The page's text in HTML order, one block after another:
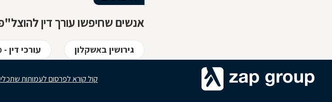
אנשים שחיפשו עורך דין
גירושין באשקלון עורכי
קול קורא לפרסום לעמותות